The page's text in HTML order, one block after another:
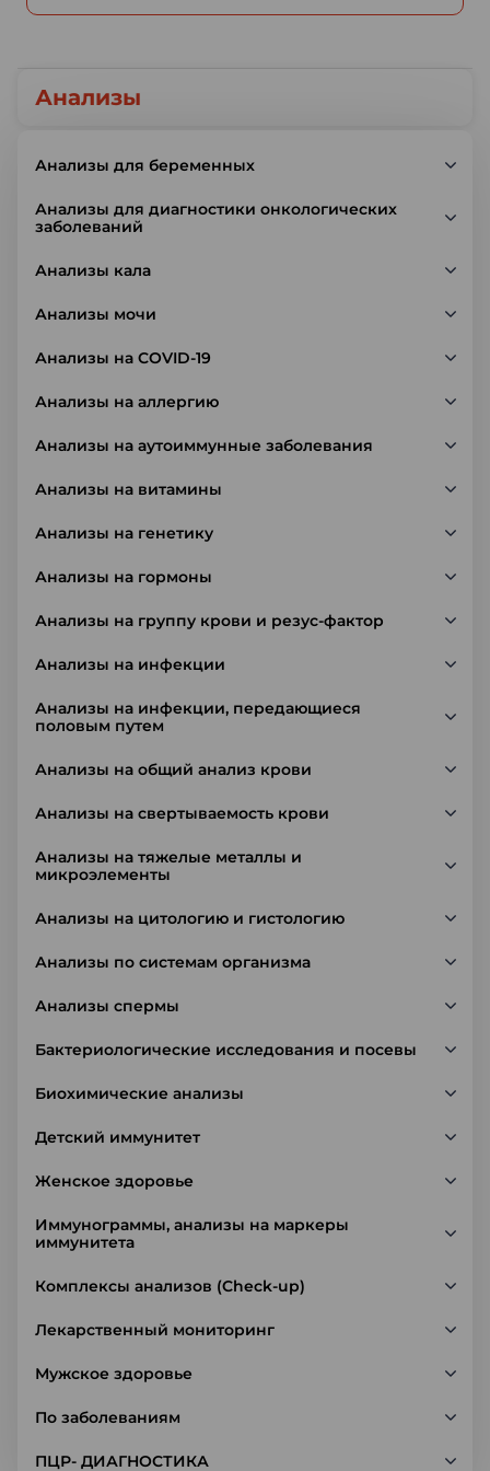
Анализы
Анализы для беременных
Анализы для диагностики онкологических
заболеваний
Анализы кала
Анализы мочи
Анализы на COVID-19
Анализы на аллергию
Анализы на аутоиммунные заболевания
Анализы на витамины
Анализы на генетику
Анализы на гормоны
Анализы на группу крови и резус-фактор
Анализы на инфекции
Анализы на инфекции, передающиеся
половым путем
Анализы на общий анализ крови
Анализы на свертываемость крови
Анализы на тяжелые металлы и
микроэлементы
Анализы на цитологию и гистологию
Анализы по системам организма
Анализы спермы
Бактериологические исследования и посевы
Биохимические анализы
Детский иммунитет
Женское здоровье
Иммунограммы, анализы на маркеры
иммунитета
Комплексы анализов (Check-up)
Лекарственный мониторинг
Мужское здоровье
По заболеваниям
ПЦР- ДИАГНОСТИКА